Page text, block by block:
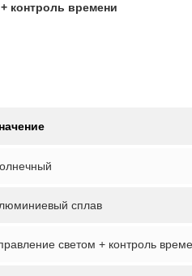
контроль времени
сплав
светом + контроль